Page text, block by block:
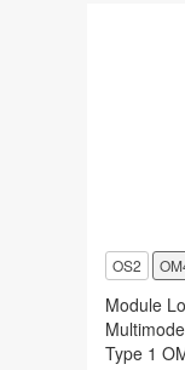
OS2
Module
Type 1